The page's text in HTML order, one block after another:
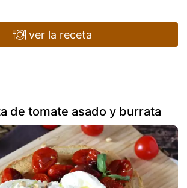
ver la receta
de tomate asado y burrata